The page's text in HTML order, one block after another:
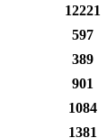
12221
597
389
901
1084
1381